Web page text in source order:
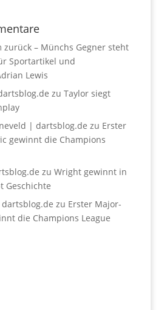
– Münchs Gegner steht
Sportartikel und
Lewis
zu Taylor siegt
| dartsblog.de zu Erster
gewinnt die Champions
zu Wright gewinnt in
Geschichte
zu Erster Major-
die Champions League